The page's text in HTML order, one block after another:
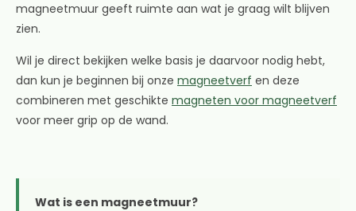
magneetmuur geeft ruimte aan wat je graag wilt blijven
zien.
Wil je direct bekijken welke basis je daarvoor nodig hebt,
dan kun je beginnen bij onze magneetverf en deze
combineren met geschikte magneten voor magneetverf
voor meer grip op de wand.
Wat is een magneetmuur?